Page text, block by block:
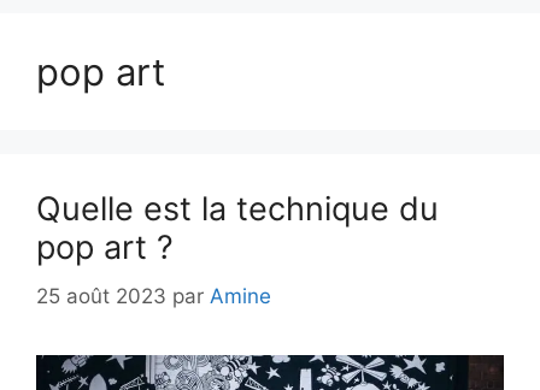
pop art
Quelle est la technique du
pop art ?
25 août 2023 par Amine